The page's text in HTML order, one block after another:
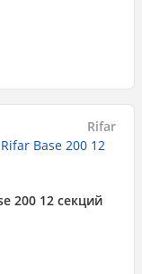
Rifar
200 12 секций